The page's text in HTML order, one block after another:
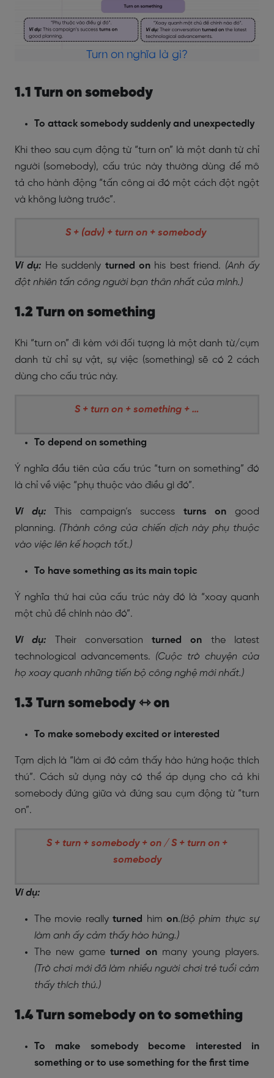
Turn on nghĩa là gì?
1.1 Turn on somebody
To attack somebody suddenly and unexpectedly
Khi theo sau cụm động từ “turn on” là một danh từ chỉ
người (somebody), cấu trúc này thường dùng để mô
tả cho hành động “tấn công ai đó một cách đột ngột
và không lường trước”.
S + (adv) + turn on + somebody
Ví dụ: He suddenly turned on his best friend. (Anh ấy
đột nhiên tấn công người bạn thân nhất của mình.)
1.2 Turn on something
Khi “turn on” đi kèm với đối tượng là một danh từ/cụm
danh từ chỉ sự vật, sự việc (something) sẽ có 2 cách
dùng cho cấu trúc này.
S + turn on + something + …
To depend on something
Ý nghĩa đầu tiên của cấu trúc “turn on something” đó
là chỉ về việc “phụ thuộc vào điều gì đó”.
Ví dụ: This campaign’s success turns on good
planning. (Thành công của chiến dịch này phụ thuộc
vào việc lên kế hoạch tốt.)
To have something as its main topic
Ý nghĩa thứ hai của cấu trúc này đó là “xoay quanh
một chủ đề chính nào đó”.
Ví dụ: Their conversationturned on the latest
technological advancements. (Cuộc trò chuyện của
họ xoay quanh những tiến bộ công nghệ mới nhất.)
1.3 Turn somebody ⇿ on
To make somebody excited or interested
Tạm dịch là “làm ai đó cảm thấy hào hứng hoặc thích
thú”. Cách sử dụng này có thể áp dụng cho cả khi
somebody đứng giữa và đứng sau cụm động từ “turn
on”.
S + turn + somebody + on / S + turn on +
somebody
Ví dụ:
The movie reallyturned him on.(Bộ phim thực sự
làm anh ấy cảm thấy hào hứng.)
The new gameturned on many young players.
(Trò chơi mới đã làm nhiều người chơi trẻ tuổi cảm
thấy thích thú.)
1.4 Turn somebody on to something
To make somebody become interested in
something or to use something for the first time